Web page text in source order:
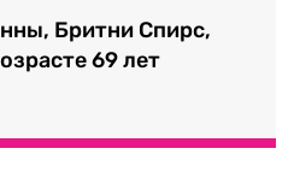
Бритни Спирс,
69 лет